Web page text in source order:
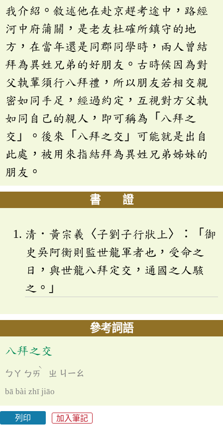
我介紹。敘述他在赴京趕考途中，路經
河中府蒲關，是老友杜確所鎮守的地
方，在當年還是同郡同學時，兩人曾結
拜為異姓兄弟的好朋友。古時候因為對
父執輩須行八拜禮，所以朋友若相交親
密如同手足，經過約定，互視對方父執
如同自己的親人，即可稱為「八拜之
交」。後來「八拜之交」可能就是出自
此處，被用來指結拜為異姓兄弟姊妹的
朋友。
書 證
清．黃宗羲〈子劉子行狀上〉：「御
史吳阿衡則監世龍軍者也，受命之
日，與世龍八拜定交，通國之人駭
之。」
參考詞語
八拜之交
ㄅㄚ ㄅㄞ
ˋ
ㄓ ㄐㄧㄠ
bā bài zhī jiāo
列印 加入筆記